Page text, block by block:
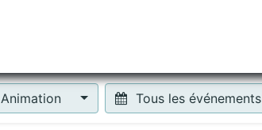
Animation Tous les événements